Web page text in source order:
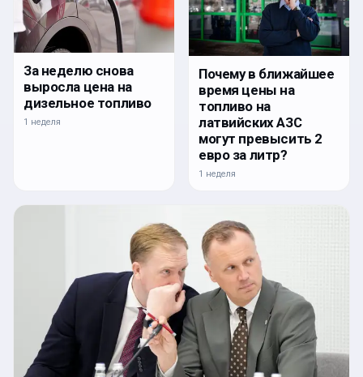
За неделю снова
выросла цена на
дизельное топливо
1 неделя
Почему в ближайшее
время цены на
топливо на
латвийских АЗС
могут превысить 2
евро за литр?
1 неделя